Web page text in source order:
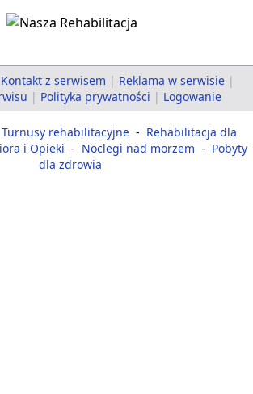
Kontakt z serwisem | Reklama w serwisie |
| Polityka prywatności | Logowanie
Turnusy rehabilitacyjne - Rehabilitacja dla
i Opieki - Noclegi nad morzem - Pobyty
dla zdrowia